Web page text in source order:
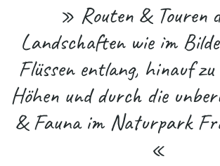
» Routen & Touren
Landschaften wie im
Flüssen entlang, hinauf
Höhen und durch die
& Fauna im Naturpark
«